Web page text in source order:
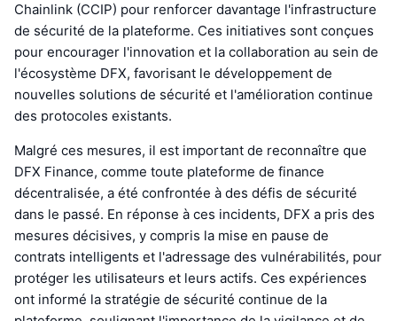
Chainlink (CCIP) pour renforcer davantage l'infrastructure
de sécurité de la plateforme. Ces initiatives sont conçues
pour encourager l'innovation et la collaboration au sein de
l'écosystème DFX, favorisant le développement de
nouvelles solutions de sécurité et l'amélioration continue
des protocoles existants.
Malgré ces mesures, il est important de reconnaître que
DFX Finance, comme toute plateforme de finance
décentralisée, a été confrontée à des défis de sécurité
dans le passé. En réponse à ces incidents, DFX a pris des
mesures décisives, y compris la mise en pause de
contrats intelligents et l'adressage des vulnérabilités, pour
protéger les utilisateurs et leurs actifs. Ces expériences
ont informé la stratégie de sécurité continue de la